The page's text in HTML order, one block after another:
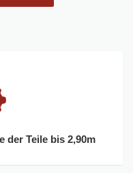
der Teile bis 2,90m